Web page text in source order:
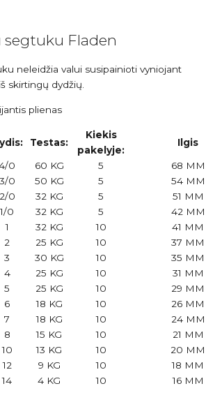
segtuku Fladen
neleidžia valui susipainioti vyniojant
skirtingų dydžių.
plienas
Testas:
Kiekis
pakelyje:
Ilgis
0 60 KG 5
68 MM
3/0 50 KG 5
54 MM
2/0 32 KG 5
51 MM
1/0 32 KG 5
42 MM
1 32 KG 10
41 MM
2 25 KG 10
37 MM
3 30 KG 10
35 MM
4 25 KG 10
31 MM
5 25 KG 10
29 MM
6 18 KG 10
26 MM
7 18 KG 10
24 MM
8 15 KG 10
21 MM
10 13 KG 10
20 MM
12 9 KG 10
18 MM
14 4 KG 10 16 MM